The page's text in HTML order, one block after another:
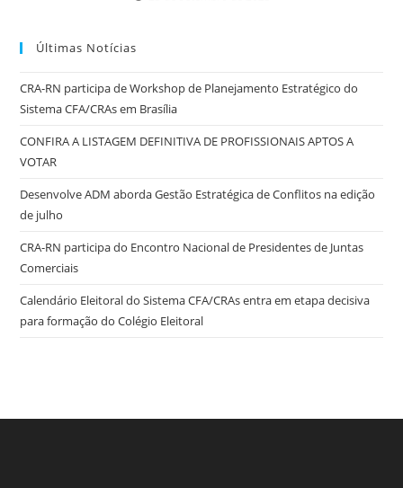
Últimas Notícias
CRA-RN participa de Workshop de Planejamento Estratégico do
Sistema CFA/CRAs em Brasília
CONFIRA A LISTAGEM DEFINITIVA DE PROFISSIONAIS APTOS A
VOTAR
Desenvolve ADM aborda Gestão Estratégica de Conflitos na edição
de julho
CRA-RN participa do Encontro Nacional de Presidentes de Juntas
Comerciais
Calendário Eleitoral do Sistema CFA/CRAs entra em etapa decisiva
para formação do Colégio Eleitoral